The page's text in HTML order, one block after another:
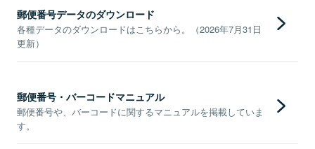
郵便番号データのダウンロード
各種データのダウンロードはこちらから。（2026年7月31日
更新）
郵便番号・バーコードマニュアル
郵便番号や、バーコードに関するマニュアルを掲載していま
す。